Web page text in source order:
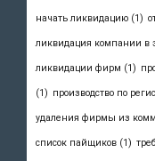
начать ликвидацию (1)
ликвидация компании в
ликвидации фирм (1)
(1) производство по
удаления фирмы из
список пайщиков (1)